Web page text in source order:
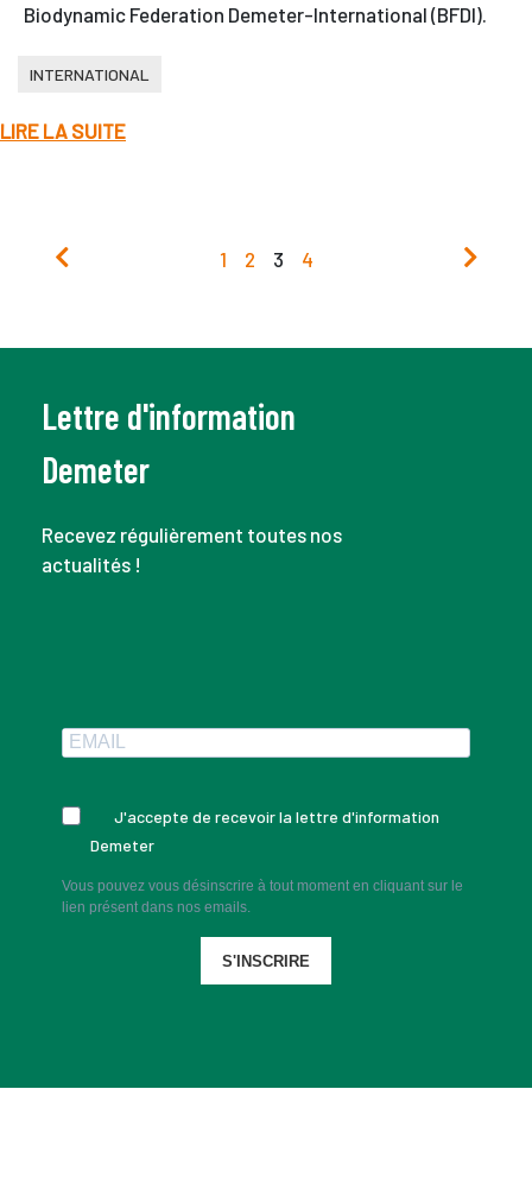
Biodynamic Federation Demeter-International (BFDI).
INTERNATIONAL
LIRE LA SUITE
1 2 3 4
Lettre d'information
Demeter
Recevez régulièrement toutes nos
actualités !
J'accepte de recevoir la lettre d'information
Demeter
Vous pouvez vous désinscrire à tout moment en cliquant sur le
lien présent dans nos emails.
S'INSCRIRE